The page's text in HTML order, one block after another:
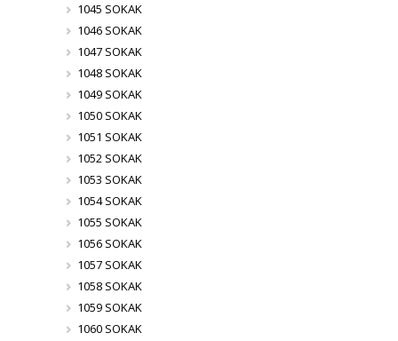
1045 SOKAK
1046 SOKAK
1047 SOKAK
1048 SOKAK
1049 SOKAK
1050 SOKAK
1051 SOKAK
1052 SOKAK
1053 SOKAK
1054 SOKAK
1055 SOKAK
1056 SOKAK
1057 SOKAK
1058 SOKAK
1059 SOKAK
1060 SOKAK